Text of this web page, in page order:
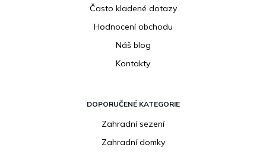
Často kladené dotazy
Hodnocení obchodu
Náš blog
Kontakty
DOPORUČENÉ KATEGORIE
Zahradní sezení
Zahradní domky